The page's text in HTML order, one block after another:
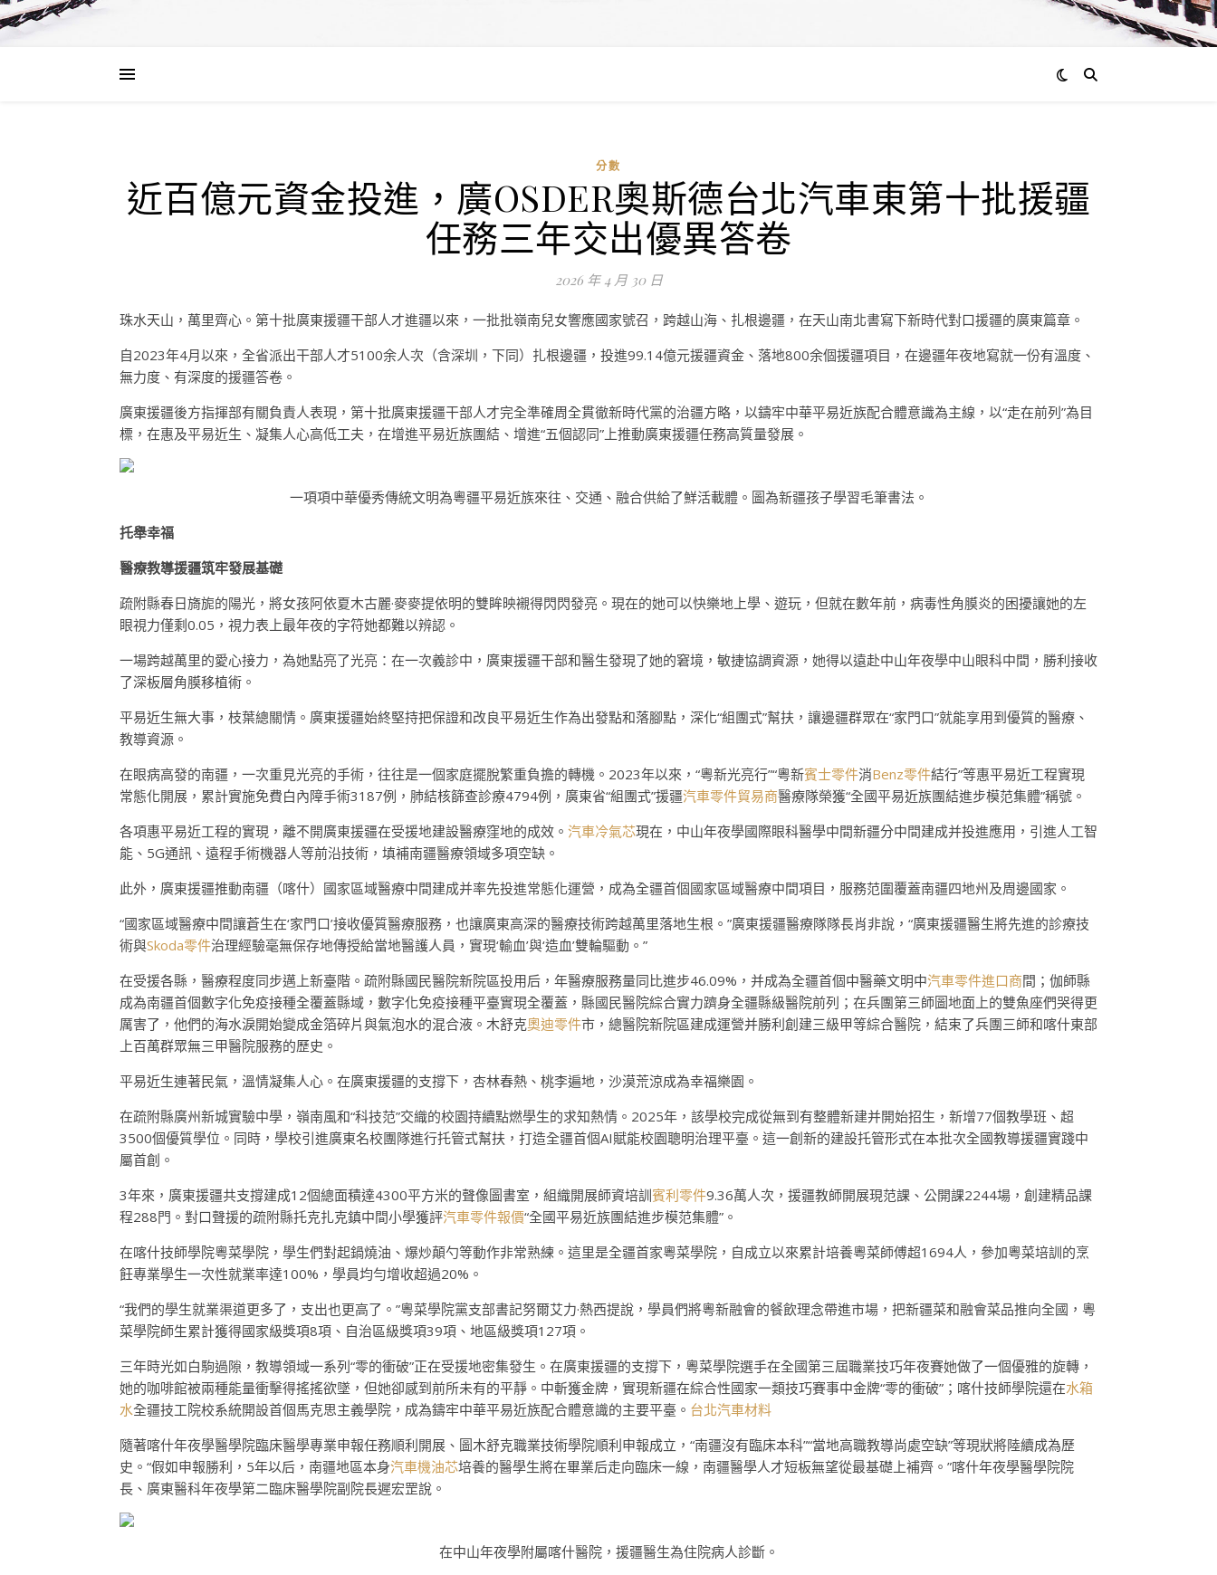
分數
近百億元資金投進，廣OSDER奧斯德台北汽車東第十批援疆
任務三年交出優異答卷
2026 年 4 月 30 日
珠水天山，萬里齊心。第十批廣東援疆干部人才進疆以來，一批批嶺南兒女響應國家號召，跨越山海、扎根邊疆，在天山南北書寫下新時代對口援疆的廣東篇章。
自2023年4月以來，全省派出干部人才5100余人次（含深圳，下同）扎根邊疆，投進99.14億元援疆資金、落地800余個援疆項目，在邊疆年夜地寫就一份有溫度、
無力度、有深度的援疆答卷。
廣東援疆後方指揮部有關負責人表現，第十批廣東援疆干部人才完全準確周全貫徹新時代黨的治疆方略，以鑄牢中華平易近族配合體意識為主線，以“走在前列”為目
標，在惠及平易近生、凝集人心高低工夫，在增進平易近族團結、增進“五個認同”上推動廣東援疆任務高質量發展。
一項項中華優秀傳統文明為粵疆平易近族來往、交通、融合供給了鮮活載體。圖為新疆孩子學習毛筆書法。
托舉幸福
醫療教導援疆筑牢發展基礎
疏附縣春日旖旎的陽光，將女孩阿依夏木古麗·麥麥提依明的雙眸映襯得閃閃發亮。現在的她可以快樂地上學、遊玩，但就在數年前，病毒性角膜炎的困擾讓她的左
眼視力僅剩0.05，視力表上最年夜的字符她都難以辨認。
一場跨越萬里的愛心接力，為她點亮了光亮：在一次義診中，廣東援疆干部和醫生發現了她的窘境，敏捷協調資源，她得以遠赴中山年夜學中山眼科中間，勝利接收
了深板層角膜移植術。
平易近生無大事，枝葉總關情。廣東援疆始終堅持把保證和改良平易近生作為出發點和落腳點，深化“組團式”幫扶，讓邊疆群眾在“家門口”就能享用到優質的醫療、
教導資源。
在眼病高發的南疆，一次重見光亮的手術，往往是一個家庭擺脫繁重負擔的轉機。2023年以來，“粵新光亮行”“粵新賓士零件消Benz零件結行”等惠平易近工程實現
常態化開展，累計實施免費白內障手術3187例，肺結核篩查診療4794例，廣東省“組團式”援疆汽車零件貿易商醫療隊榮獲“全國平易近族團結進步模范集體”稱號。
各項惠平易近工程的實現，離不開廣東援疆在受援地建設醫療窪地的成效。 汽車冷氣芯現在，中山年夜學國際眼科醫學中間新疆分中間建成并投進應用，引進人工智
能、5G通訊、遠程手術機器人等前沿技術，填補南疆醫療領域多項空缺。
此外，廣東援疆推動南疆（喀什）國家區域醫療中間建成并率先投進常態化運營，成為全疆首個國家區域醫療中間項目，服務范圍覆蓋南疆四地州及周邊國家。
“國家區域醫療中間讓蒼生在‘家門口’接收優質醫療服務，也讓廣東高深的醫療技術跨越萬里落地生根。”廣東援疆醫療隊隊長肖非說，“廣東援疆醫生將先進的診療技
術與Skoda零件治理經驗毫無保存地傳授給當地醫護人員，實現‘輸血’與‘造血’雙輪驅動。”
在受援各縣，醫療程度同步邁上新臺階。疏附縣國民醫院新院區投用后，年醫療服務量同比進步46.09%，并成為全疆首個中醫藥文明中汽車零件進口商間；伽師縣
成為南疆首個數字化免疫接種全覆蓋縣域，數字化免疫接種平臺實現全覆蓋，縣國民醫院綜合實力躋身全疆縣級醫院前列；在兵團第三師圖地面上的雙魚座們哭得更
厲害了，他們的海水淚開始變成金箔碎片與氣泡水的混合液。木舒克奧迪零件市，總醫院新院區建成運營并勝利創建三級甲等綜合醫院，結束了兵團三師和喀什東部
上百萬群眾無三甲醫院服務的歷史。
平易近生連著民氣，溫情凝集人心。在廣東援疆的支撐下，杏林春熱、桃李遍地，沙漠荒涼成為幸福樂園。
在疏附縣廣州新城實驗中學，嶺南風和“科技范”交織的校園持續點燃學生的求知熱情。2025年，該學校完成從無到有整體新建并開始招生，新增77個教學班、超
3500個優質學位。同時，學校引進廣東名校團隊進行托管式幫扶，打造全疆首個AI賦能校園聰明治理平臺。這一創新的建設托管形式在本批次全國教導援疆實踐中
屬首創。
3年來，廣東援疆共支撐建成12個總面積達4300平方米的聲像圖書室，組織開展師資培訓賓利零件9.36萬人次，援疆教師開展現范課、公開課2244場，創建精品課
程288門。對口聲援的疏附縣托克扎克鎮中間小學獲評汽車零件報價“全國平易近族團結進步模范集體”。
在喀什技師學院粵菜學院，學生們對起鍋燒油、爆炒顛勺等動作非常熟練。這里是全疆首家粵菜學院，自成立以來累計培養粵菜師傅超1694人，參加粵菜培訓的烹
飪專業學生一次性就業率達100%，學員均勻增收超過20%。
“我們的學生就業渠道更多了，支出也更高了。”粵菜學院黨支部書記努爾艾力·熱西提說，學員們將粵新融會的餐飲理念帶進市場，把新疆菜和融會菜品推向全國，粵
菜學院師生累計獲得國家級獎項8項、自治區級獎項39項、地區級獎項127項。
三年時光如白駒過隙，教導領域一系列“零的衝破”正在受援地密集發生。在廣東援疆的支撐下，粵菜學院選手在全國第三屆職業技巧年夜賽她做了一個優雅的旋轉，
她的咖啡館被兩種能量衝擊得搖搖欲墜，但她卻感到前所未有的平靜。中斬獲金牌，實現新疆在綜合性國家一類技巧賽事中金牌“零的衝破”；喀什技師學院還在水箱
水全疆技工院校系統開設首個馬克思主義學院，成為鑄牢中華平易近族配合體意識的主要平臺。 台北汽車材料
隨著喀什年夜學醫學院臨床醫學專業申報任務順利開展、圖木舒克職業技術學院順利申報成立，“南疆沒有臨床本科”“當地高職教導尚處空缺”等現狀將陸續成為歷
史。“假如申報勝利，5年以后，南疆地區本身汽車機油芯培養的醫學生將在畢業后走向臨床一線，南疆醫學人才短板無望從最基礎上補齊。”喀什年夜學醫學院院
長、廣東醫科年夜學第二臨床醫學院副院長遲宏罡說。
在中山年夜學附屬喀什醫院，援疆醫生為住院病人診斷。